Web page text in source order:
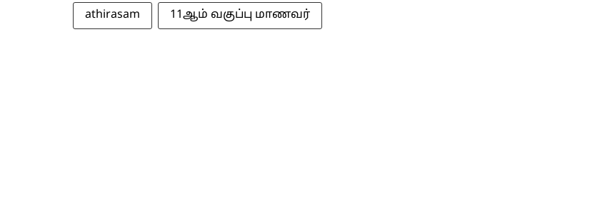
athirasam 11ஆம் வகுப்பு மாணவர்